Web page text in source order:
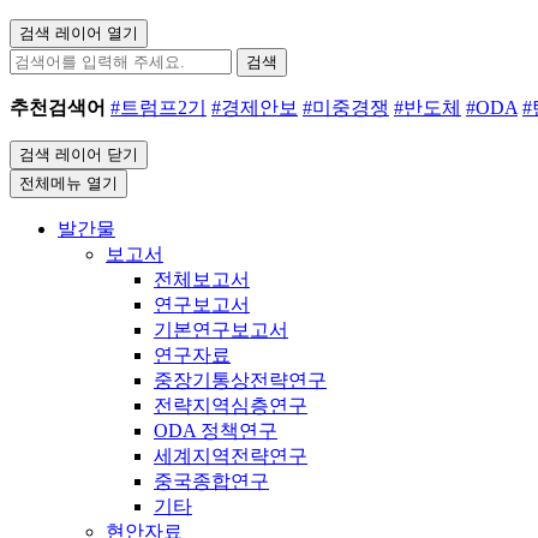
검색 레이어 열기
검색
추천검색어 #트럼프2기 #경제안보 #미중경쟁 #반도체 #ODA #
검색 레이어 닫기
전체메뉴 열기
발간물
보고서
전체보고서
연구보고서
기본연구보고서
연구자료
중장기통상전략연구
전략지역심층연구
ODA 정책연구
세계지역전략연구
중국종합연구
기타
현안자료